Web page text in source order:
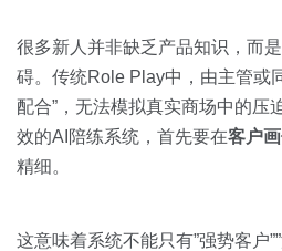
很多新人并非缺乏产品知识，而
碍。传统Role Play中，由主管或
配合”，无法模拟真实商场中的压
效的AI陪练系统，首先要在客户
精细。
这意味着系统不能只有”强势客户